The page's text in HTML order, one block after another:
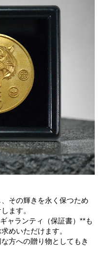
その輝きを永く保つため
ます。
ャランティ（保証書）**も
めいただけます。
方への贈り物としてもき